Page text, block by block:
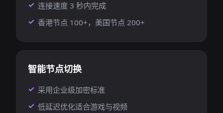
连接速度 3 秒内完成
香港节点 100+，美国节点 200+
智能节点切换
采用企业级加密标准
低延迟优化适合游戏与视频